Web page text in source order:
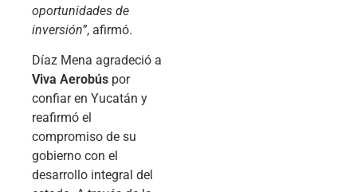
oportunidades de
inversión”, afirmó.
Díaz Mena agradeció a
Viva Aerobús por
confiar en Yucatán y
reafirmó el
compromiso de su
gobierno con el
desarrollo integral del